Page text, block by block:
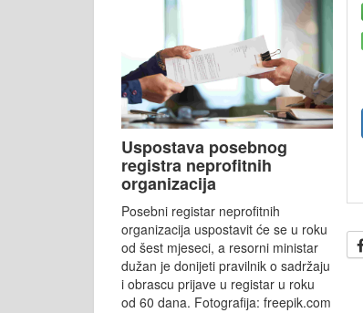
Uspostava posebnog
registra neprofitnih
organizacija
Posebni registar neprofitnih
organizacija uspostavit će se u roku
od šest mjeseci, a resorni ministar
dužan je donijeti pravilnik o sadržaju
i obrascu prijave u registar u roku
od 60 dana. Fotografija: freepik.com